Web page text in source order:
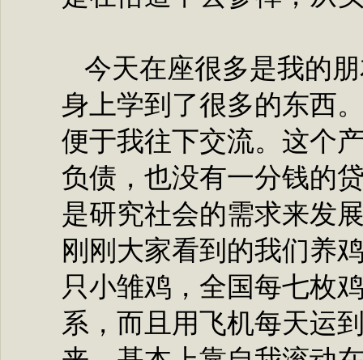
今天在座很多是我的
身上学到了很多的东西
便于我往下交流。这个
负债，也没有一分钱的
是研究社会的需求来发
刚刚大家看到的我们养
只小雏鸡，全国每七枚
系，而且用飞机每天运